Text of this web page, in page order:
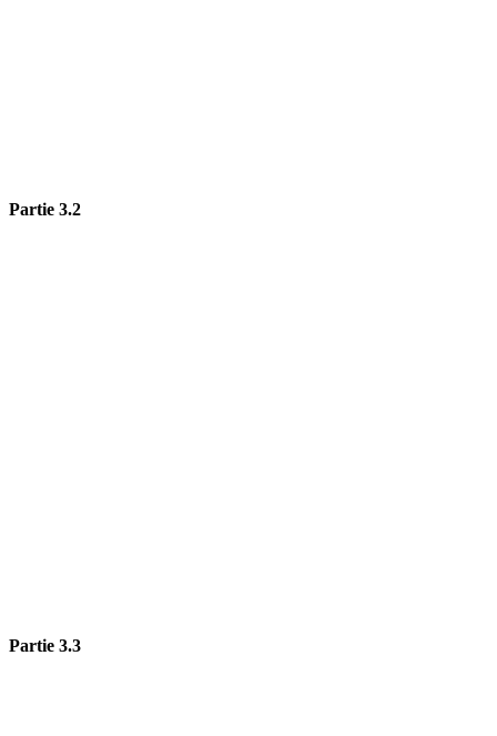
Partie 3.2
Partie 3.3